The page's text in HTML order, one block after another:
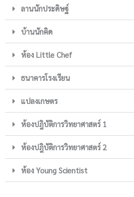
ลานนักประดิษฐ์
บ้านนักคิด
ห้อง Little Chef
ธนาคารโรงเรียน
แปลงเกษตร
ห้องปฎิบัติการวิทยาศาสตร์ 1
ห้องปฎิบัติการวิทยาศาสตร์ 2
ห้อง Young Scientist